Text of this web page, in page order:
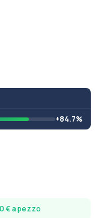
+84.7%
€ a pezzo